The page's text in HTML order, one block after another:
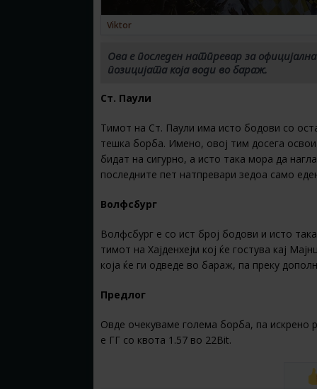
Viktor
Ова е последен натпревар за
позицијата која води во бараж.
Ст. Паули
Тимот на Ст. Паули има исто бодови со
тешка борба. Имено, овој тим досега
бидат на сигурно, а исто така мора да
последните пет натпревари зедоа само
Волфсбург
Волфсбург е со ист број бодови и исто
тимот на Хајденхејм кој ќе гостува кај
која ќе ги одведе во бараж, па преку
Предлог
Овде очекуваме голема борба, па искрено
е ГГ со квота 1.57 во 22Bit.